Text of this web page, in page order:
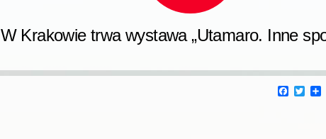
W Krakowie trwa wystawa „Utamaro. Inne
F
T
P